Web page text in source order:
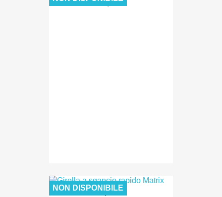
30,00 €
2,90 €
NON DISPONIBILE